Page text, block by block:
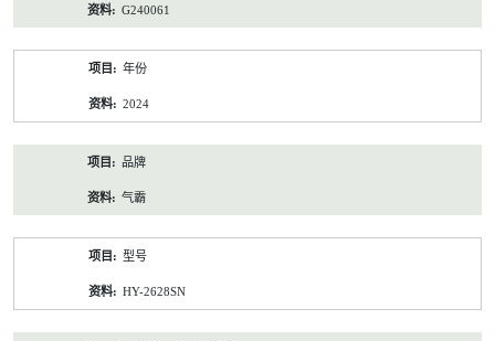
G240061
年份
2024
品牌
气霸
型号
HY-2628SN